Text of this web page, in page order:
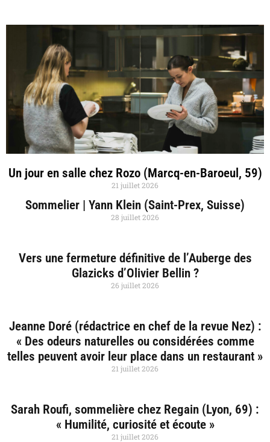
Un jour en salle chez Rozo (Marcq-en-Baroeul, 59)
21 juillet 2026
Sommelier | Yann Klein (Saint-Prex, Suisse)
28 juillet 2026
Vers une fermeture définitive de l’Auberge des
Glazicks d’Olivier Bellin ?
26 juillet 2026
Jeanne Doré (rédactrice en chef de la revue Nez) :
« Des odeurs naturelles ou considérées comme
telles peuvent avoir leur place dans un restaurant »
21 juillet 2026
Sarah Roufi, sommelière chez Regain (Lyon, 69) :
« Humilité, curiosité et écoute »
21 juillet 2026